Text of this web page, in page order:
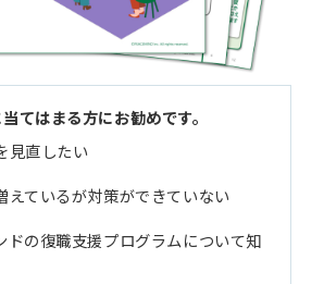
てはまる方にお勧めです。
見直したい
えているが対策ができていない
ドの復職支援プログラムについて知